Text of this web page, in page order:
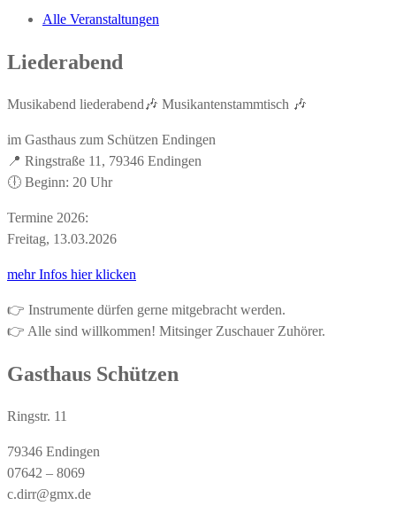
Alle Veranstaltungen
Liederabend
Musikabend liederabend🎶 Musikantenstammtisch 🎶
im Gasthaus zum Schützen Endingen
📍 Ringstraße 11, 79346 Endingen
🕕 Beginn: 20 Uhr
Termine 2026:
Freitag, 13.03.2026
mehr Infos hier klicken
👉 Instrumente dürfen gerne mitgebracht werden.
👉 Alle sind willkommen! Mitsinger Zuschauer Zuhörer.
Gasthaus Schützen
Ringstr. 11
79346 Endingen
07642 – 8069
c.dirr@gmx.de